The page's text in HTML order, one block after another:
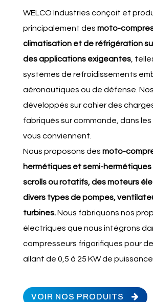
WELCO Industries conçoit et
principalement des moto-
climatisation et de réfrigération
des applications exigeantes ,
systèmes de refroidissements
aéronautiques ou de défense.
développés sur cahier des
fabriqués sur commande, dans
vous conviennent.
Nous proposons des moto-
hermétiques et semi-
scrolls ou rotatifs, des moteurs
divers types de pompes,
turbines.Nous fabriquons nos
électriques que nous intégrons
compresseurs frigorifiques pour
allant de 0,5 à 25 KW de
VOIR NOS PRODUITS